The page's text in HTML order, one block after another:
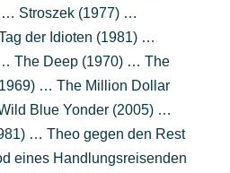
Stroszek (1977) …
der Idioten (1981) …
The Deep (1970) … The
… The Million Dollar
Blue Yonder (2005) …
… Theo gegen den Rest
eines Handlungsreisenden